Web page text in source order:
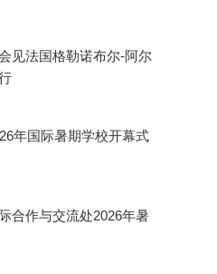
见法国格勒诺布尔-阿尔
年国际暑期学校开幕式
合作与交流处2026年暑